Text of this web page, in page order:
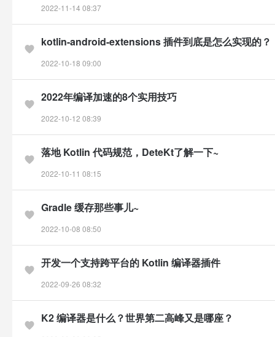
2022-11-14 08:37
kotlin-android-extensions 插件到底是怎么实现的？
2022-10-18 09:00
2022年编译加速的8个实用技巧
2022-10-12 08:39
落地 Kotlin 代码规范，DeteKt了解一下~
2022-10-11 08:15
Gradle 缓存那些事儿~
2022-10-08 08:50
开发一个支持跨平台的 Kotlin 编译器插件
2022-09-26 08:32
K2 编译器是什么？世界第二高峰又是哪座？